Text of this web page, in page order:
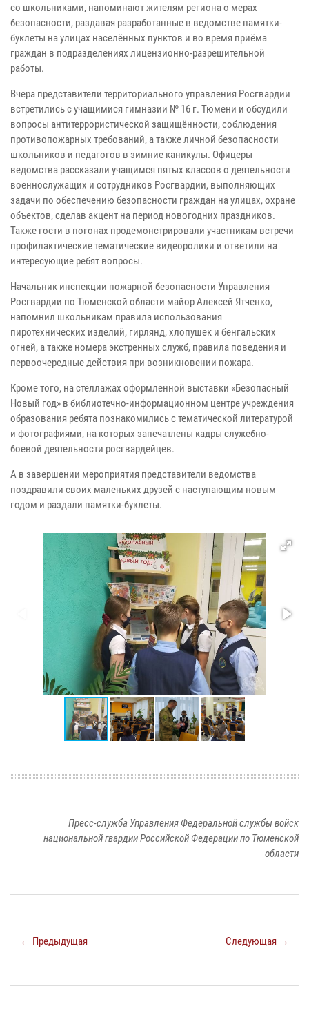
со школьниками, напоминают жителям региона о мерах
безопасности, раздавая разработанные в ведомстве памятки-
буклеты на улицах населённых пунктов и во время приёма
граждан в подразделениях лицензионно-разрешительной
работы.
Вчера представители территориального управления Росгвардии
встретились с учащимися гимназии № 16 г. Тюмени и обсудили
вопросы антитеррористической защищённости, соблюдения
противопожарных требований, а также личной безопасности
школьников и педагогов в зимние каникулы. Офицеры
ведомства рассказали учащимся пятых классов о деятельности
военнослужащих и сотрудников Росгвардии, выполняющих
задачи по обеспечению безопасности граждан на улицах, охране
объектов, сделав акцент на период новогодних праздников.
Также гости в погонах продемонстрировали участникам встречи
профилактические тематические видеоролики и ответили на
интересующие ребят вопросы.
Начальник инспекции пожарной безопасности Управления
Росгвардии по Тюменской области майор Алексей Ятченко,
напомнил школьникам правила использования
пиротехнических изделий, гирлянд, хлопушек и бенгальских
огней, а также номера экстренных служб, правила поведения и
первоочередные действия при возникновении пожара.
Кроме того, на стеллажах оформленной выставки «Безопасный
Новый год» в библиотечно-информационном центре учреждения
образования ребята познакомились с тематической литературой
и фотографиями, на которых запечатлены кадры служебно-
боевой деятельности росгвардейцев.
А в завершении мероприятия представители ведомства
поздравили своих маленьких друзей с наступающим новым
годом и раздали памятки-буклеты.
Пресс-служба Управления Федеральной службы войск
национальной гвардии Российской Федерации по Тюменской
области
← Предыдущая Следующая →